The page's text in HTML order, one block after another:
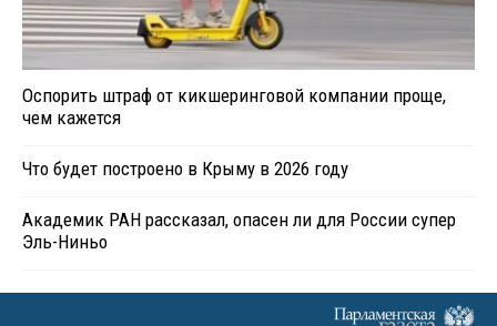
Оспорить штраф от кикшеринговой компании проще,
чем кажется
Что будет построено в Крыму в 2026 году
Академик РАН рассказал, опасен ли для России супер
Эль-Ниньо